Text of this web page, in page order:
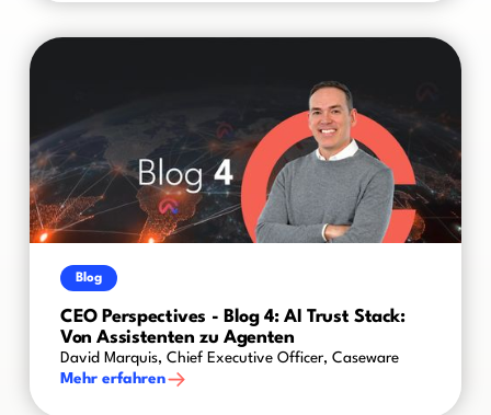
Blog
CEO Perspectives - Blog 4: AI Trust Stack:
Von Assistenten zu Agenten
David Marquis, Chief Executive Officer, Caseware
Mehr erfahren